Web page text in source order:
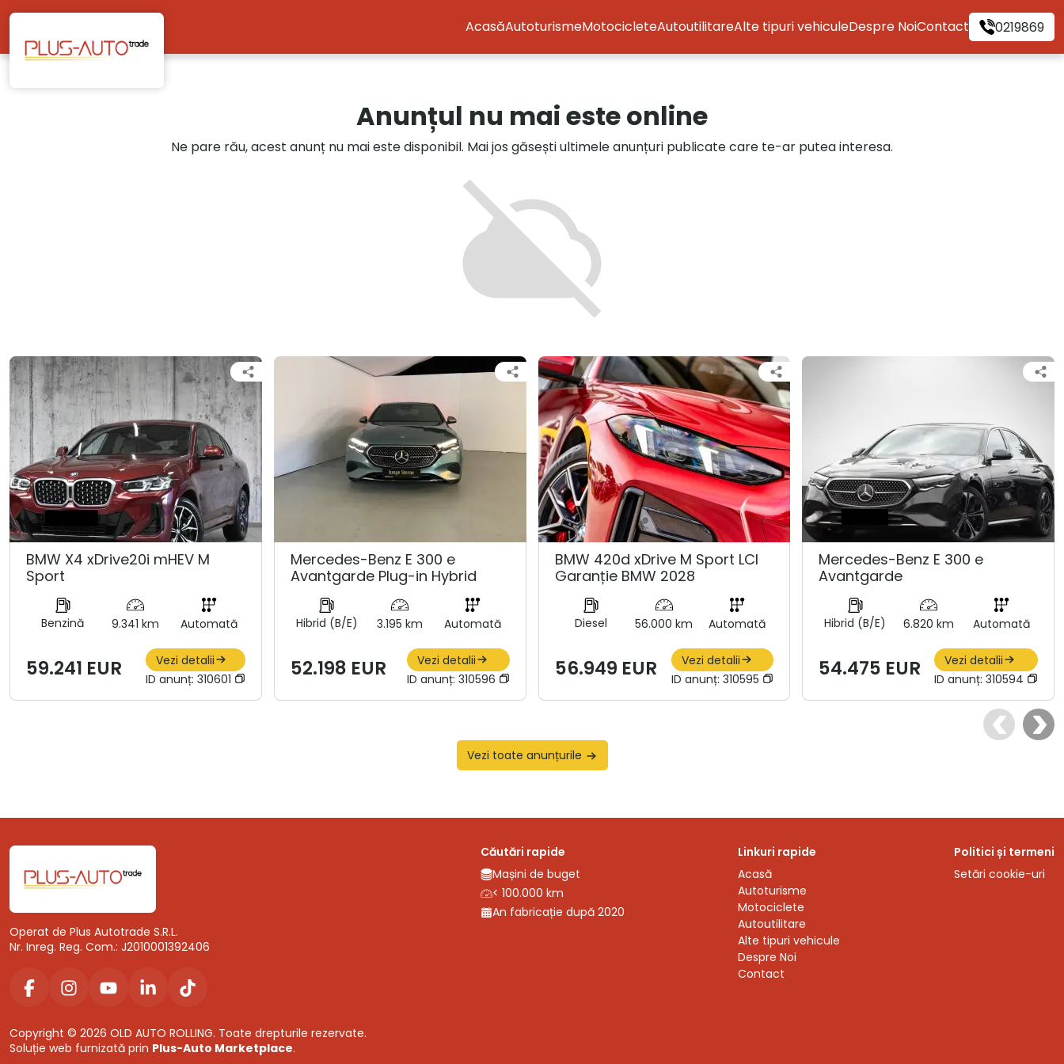
Mergi direct la conținutul principal
AcasăAutoturismeMotocicleteAutoutilitareAlte tipuri vehiculeDespre NoiContact 0219869
Anunțul nu mai este online
Ne pare rău, acest anunț nu mai este disponibil. Mai jos găsești ultimele anunțuri publicate care te-ar putea interesa.
BMW X4 xDrive20i mHEV M
Sport
Benzină 9.341 km Automată
59.241 EUR
Vezi detalii
ID anunț: 310601
Mercedes-Benz E 300 e
Avantgarde Plug-in Hybrid
Hibrid (B/E) 3.195 km Automată
52.198 EUR
Vezi detalii
ID anunț: 310596
BMW 420d xDrive M Sport LCI
Garanție BMW 2028
Diesel 56.000 km Automată
56.949 EUR
Vezi detalii
ID anunț:310595
Mercedes-Benz E 300 e
Avantgarde
Hibrid (B/E) 6.820 km Automată
54.475 EUR
Vezi detalii
ID anunț: 310594
Vezi toate anunțurile
Operat de Plus Autotrade S.R.L.
Nr. Inreg. Reg. Com.: J2010001392406
Copyright © 2026 OLD AUTO ROLLING. Toate drepturile rezervate.
Soluție web furnizată prin Plus-Auto Marketplace.
Căutări rapide
Mașini de buget
< 100.000 km
An fabricație după 2020
Linkuri rapide
Acasă
Autoturisme
Motociclete
Autoutilitare
Alte tipuri vehicule
Despre Noi
Contact
Politici și termeni
Setări cookie-uri